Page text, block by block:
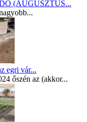
(AUGUSZTUS...
egri vár...
őszén az (akkor...